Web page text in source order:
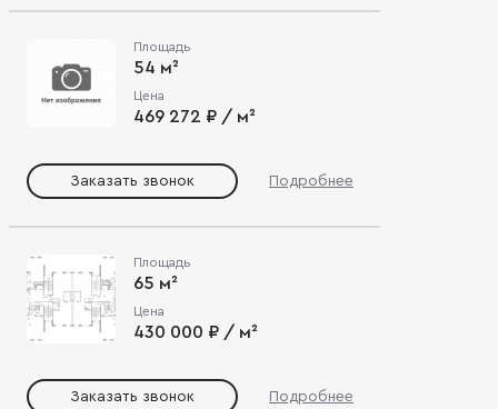
Площадь
54 м²
Цена
469 272 ₽ / м²
Заказать звонок Подробнее
Площадь
65 м²
Цена
430 000 ₽ / м²
Заказать звонок Подробнее